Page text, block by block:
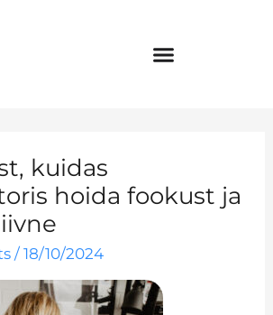
kuidas
hoida fookust ja
/18/10/2024